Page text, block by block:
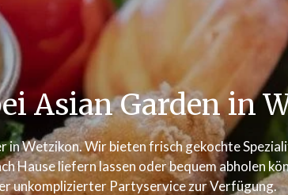
Asian Garden in
Wetzikon. Wir bieten frisch gekochte
Hause liefern lassen oder bequem abholen
unkomplizierter Partyservice zur Verfügung.